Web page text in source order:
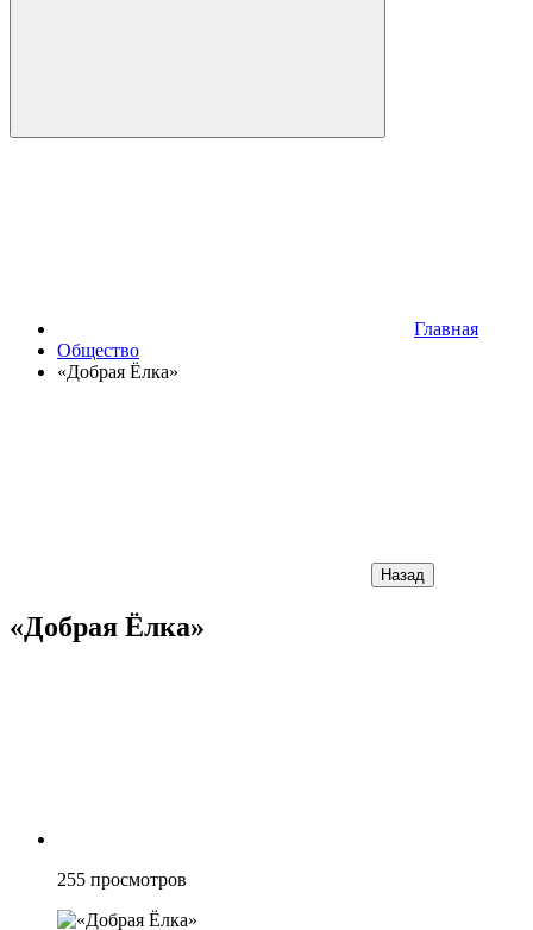
Главная
Общество
«Добрая Ёлка»
Назад
«Добрая Ёлка»
255 просмотров